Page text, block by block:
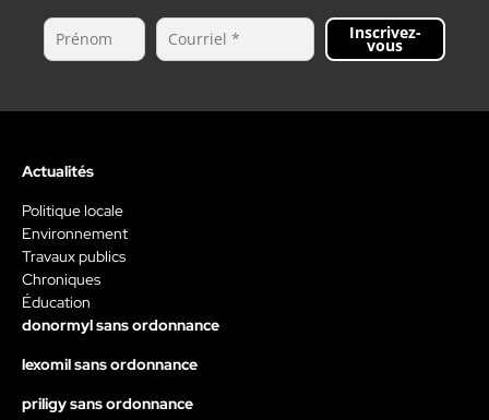
Inscrivez-
vous
Actualités
Politique locale
Environnement
Travaux publics
Chroniques
Éducation
donormyl sans ordonnance
lexomil sans ordonnance
priligy sans ordonnance